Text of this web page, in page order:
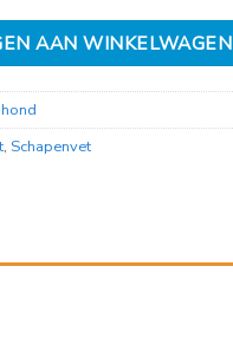
AAN WINKELWAGEN
, Schapenvet